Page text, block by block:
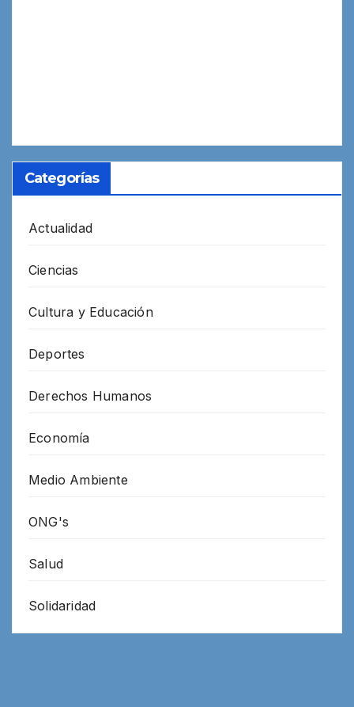
Categorías
Actualidad
Ciencias
Cultura y Educación
Deportes
Derechos Humanos
Economía
Medio Ambiente
ONG's
Salud
Solidaridad